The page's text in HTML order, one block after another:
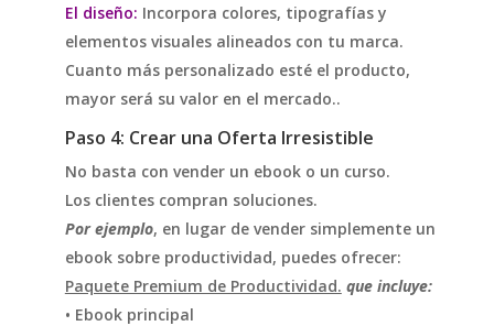
El diseño: Incorpora colores, tipografías y
elementos visuales alineados con tu marca.
Cuanto más personalizado esté el producto,
mayor será su valor en el mercado..
Paso 4: Crear una Oferta Irresistible
No basta con vender un ebook o un curso.
Los clientes compran soluciones.
Por ejemplo, en lugar de vender simplemente un
ebook sobre productividad, puedes ofrecer:
Paquete Premium de Productividad. que incluye:
• Ebook principal